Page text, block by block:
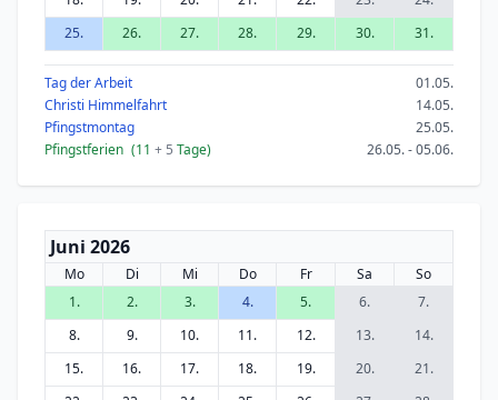
25.
26. 27. 28. 29. 30. 31.
Tag der Arbeit
01.05.
Christi Himmelfahrt
14.05.
Pfingstmontag
25.05.
Pfingstferien (11 + 5 Tage) 26.05. - 05.06.
Juni 2026
Mo Di Mi Do Fr Sa
So
1.
2. 3. 4. 5. 6.
7.
8.
9. 10. 11. 12. 13.
14.
15.
16. 17. 18. 19. 20.
21.